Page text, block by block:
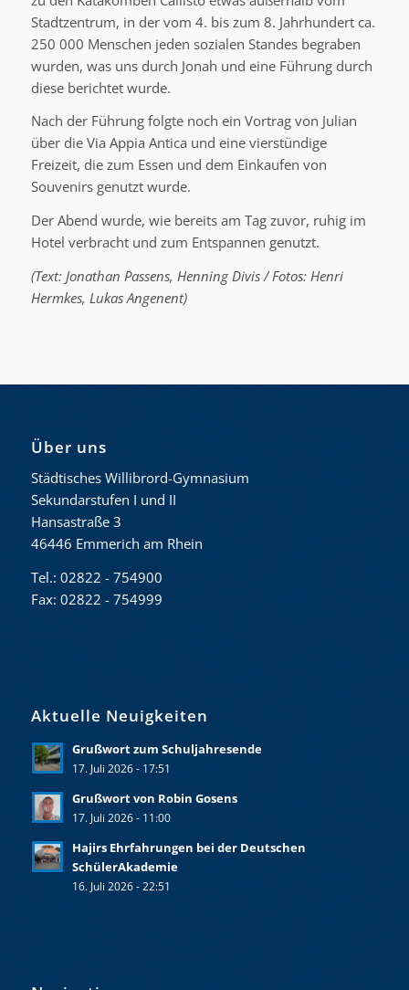
Stadtzentrum, in der vom 4. bis zum 8. Jahrhundert ca.
250 000 Menschen jeden sozialen Standes begraben
wurden, was uns durch Jonah und eine Führung durch
diese berichtet wurde.
Nach der Führung folgte noch ein Vortrag von Julian
über die Via Appia Antica und eine vierstündige
Freizeit, die zum Essen und dem Einkaufen von
Souvenirs genutzt wurde.
Der Abend wurde, wie bereits am Tag zuvor, ruhig im
Hotel verbracht und zum Entspannen genutzt.
(Text: Jonathan Passens, Henning Divis / Fotos: Henri
Hermkes, Lukas Angenent)
Über uns
Städtisches Willibrord-Gymnasium
Sekundarstufen I und II
Hansastraße 3
46446 Emmerich am Rhein
Tel.: 02822 - 754900
Fax: 02822 - 754999
Aktuelle Neuigkeiten
Grußwort zum Schuljahresende
17. Juli 2026 - 17:51
Grußwort von Robin Gosens
17. Juli 2026 - 11:00
Hajirs Ehrfahrungen bei der Deutschen
SchülerAkademie
16. Juli 2026 - 22:51